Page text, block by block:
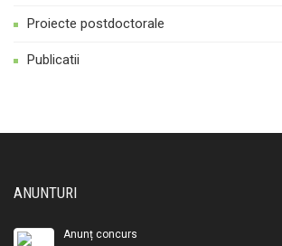
Proiecte postdoctorale
Publicatii
ANUNTURI
Anunț concurs